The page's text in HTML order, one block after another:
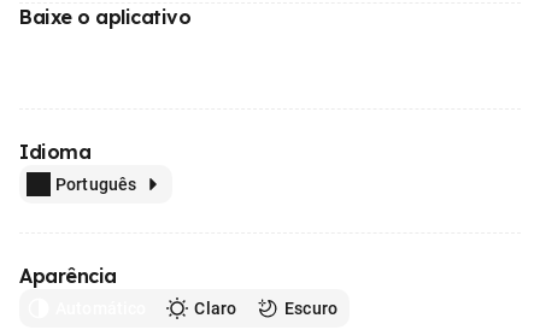
Baixe o aplicativo
Idioma
Português
Aparência
Claro Escuro